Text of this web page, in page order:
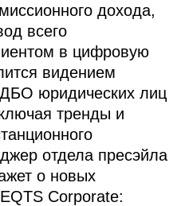
дохода,
всего
в цифровую
видением
юридических лиц
тренды и
отдела пресэйла
о новых
Corporate: